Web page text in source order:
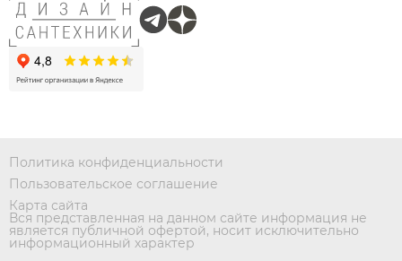
Политика конфиденциальности
Пользовательское соглашение
Карта сайта
Вся представленная на данном сайте информация не
является публичной офертой, носит исключительно
информационный характер